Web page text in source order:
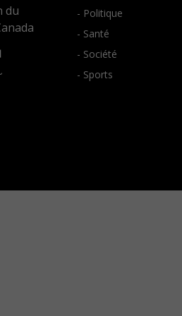
du
- Politique
- Santé
- Société
- Sports